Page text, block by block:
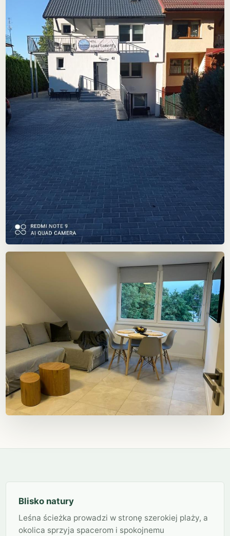
Blisko natury
Leśna ścieżka prowadzi w stronę szerokiej plaży, a
okolica sprzyja spacerom i spokojnemu